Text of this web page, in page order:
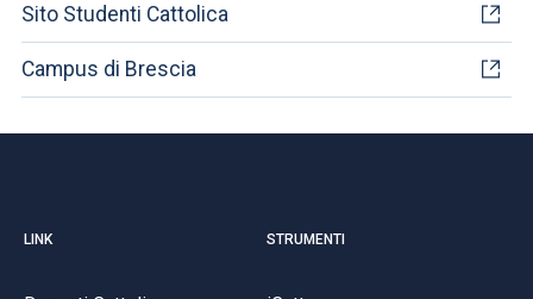
Sito Studenti Cattolica
Campus di Brescia
LINK STRUMENTI